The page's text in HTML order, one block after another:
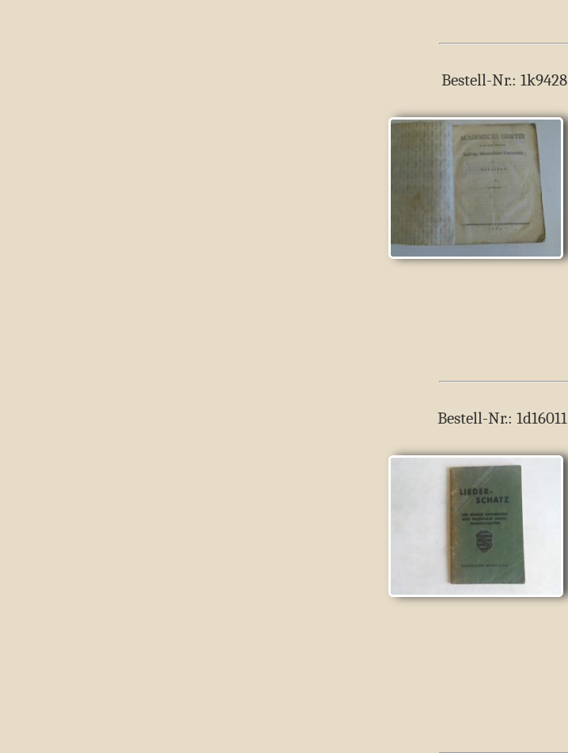
Bestell-Nr.: 1k9428
Bestell-Nr.: 1d16011